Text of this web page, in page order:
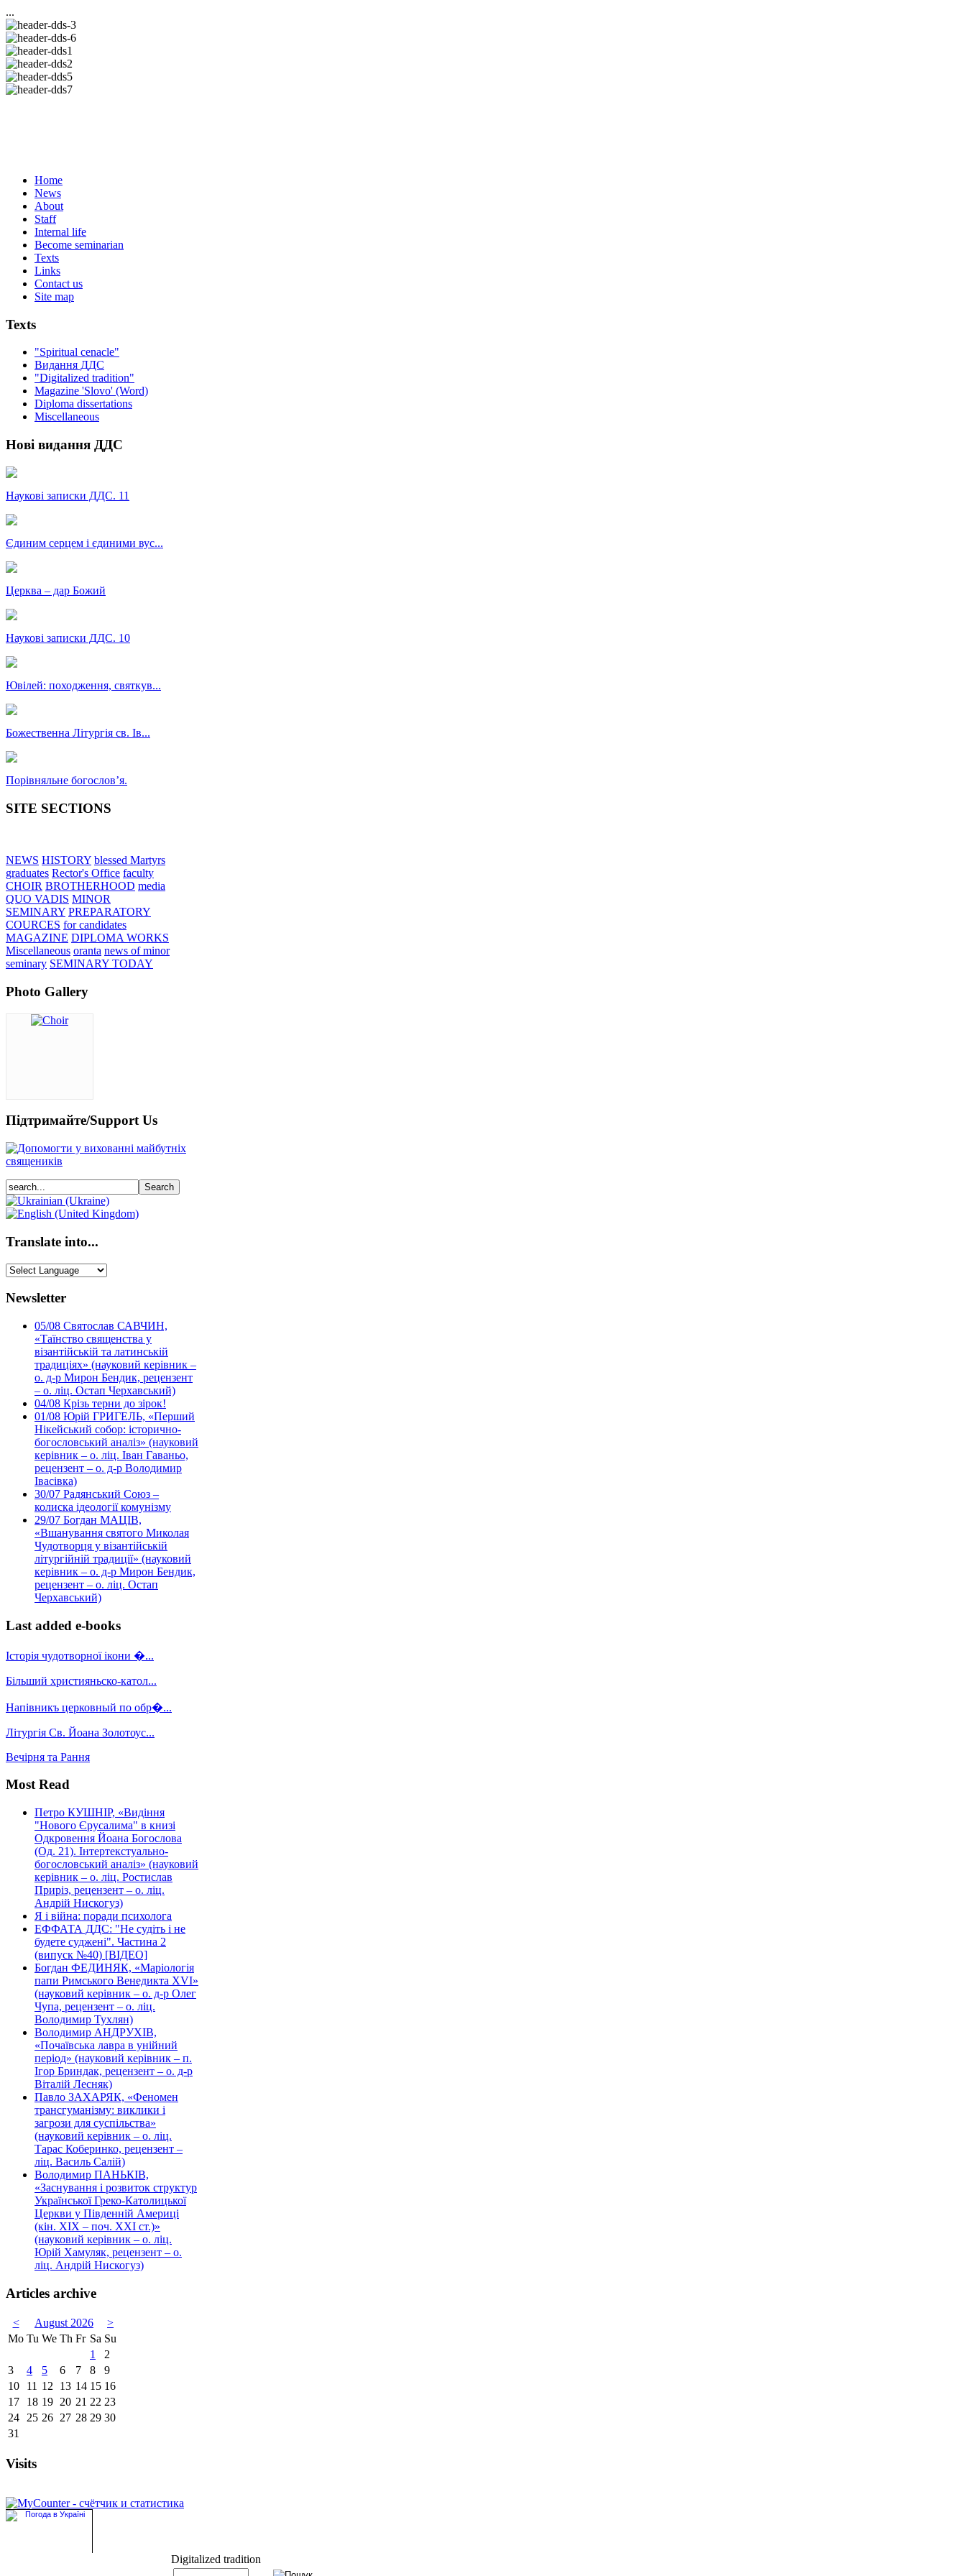
...
Home
News
About
Staff
Internal life
Become seminarian
Texts
Links
Contact us
Site map
Texts
"Spiritual cenacle"
Видання ДДС
"Digitalized tradition"
Magazine 'Slovo' (Word)
Diploma dissertations
Miscellaneous
Нові видання ДДС
Наукові записки ДДС. 11
Єдиним серцем і єдиними вус...
Церква – дар Божий
Наукові записки ДДС. 10
Ювілей: походження, святкув...
Божественна Літургія св. Ів...
Порівняльне богословʼя.
SITE SECTIONS
NEWS HISTORY blessed Martyrs
graduates Rector's Office faculty
CHOIR BROTHERHOOD media
QUO VADIS MINOR
SEMINARY PREPARATORY
COURCES for candidates
MAGAZINE DIPLOMA WORKS
Miscellaneous oranta news of minor
seminary SEMINARY TODAY
Photo Gallery
Підтримайте/Support Us
Translate into...
Newsletter
05/08 Святослав САВЧИН,
«Таїнство священства у
візантійській та латинській
традиціях» (науковий керівник –
о. д-р Мирон Бендик, рецензент
– о. ліц. Остап Черхавський)
04/08 Крізь терни до зірок!
01/08 Юрій ГРИГЕЛЬ, «Перший
Нікейський собор: історично-
богословський аналіз» (науковий
керівник – о. ліц. Іван Гаваньо,
рецензент – о. д-р Володимир
Івасівка)
30/07 Радянський Союз –
колиска ідеології комунізму
29/07 Богдан МАЦІВ,
«Вшанування святого Миколая
Чудотворця у візантійській
літургійній традиції» (науковий
керівник – о. д-р Мирон Бендик,
рецензент – о. ліц. Остап
Черхавський)
Last added e-books
Історія чудотворної ікони �...
Більший християньско-катол...
Напівникъ церковный по обр�...
Літургія Св. Йоана Золотоус...
Вечірня та Рання
Most Read
Петро КУШНІР, «Видіння
"Нового Єрусалима" в книзі
Одкровення Йоана Богослова
(Од. 21). Інтертекстуально-
богословський аналіз» (науковий
керівник – о. ліц. Ростислав
Приріз, рецензент – о. ліц.
Андрій Нискогуз)
Я і війна: поради психолога
ЕФФАТА ДДС: "Не судіть і не
будете суджені". Частина 2
(випуск №40) [ВІДЕО]
Богдан ФЕДИНЯК, «Маріологія
папи Римського Венедикта XVI»
(науковий керівник – о. д-р Олег
Чупа, рецензент – о. ліц.
Володимир Тухлян)
Володимир АНДРУХІВ,
«Почаївська лавра в унійний
період» (науковий керівник – п.
Ігор Бриндак, рецензент – о. д-р
Віталій Лесняк)
Павло ЗАХАРЯК, «Феномен
трансгуманізму: виклики і
загрози для суспільства»
(науковий керівник – о. ліц.
Тарас Коберинко, рецензент –
ліц. Василь Салій)
Володимир ПАНЬКІВ,
«Заснування і розвиток структур
Української Греко-Католицької
Церкви у Південній Америці
(кін. ХІХ – поч. ХХІ ст.)»
(науковий керівник – о. ліц.
Юрій Хамуляк, рецензент – о.
ліц. Андрій Нискогуз)
Articles archive
< August 2026
>
Mo Tu We Th Fr Sa Su
1
2
3
4 5 6 7 8
9
10
11 12 13 14 15 16
17
18 19 20 21 22 23
24
25 26 27 28 29 30
31
Visits
Digitalized tradition